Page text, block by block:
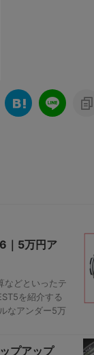
｜5万円ア
などといったテ
を紹介する
なアンダー5万
プアップ